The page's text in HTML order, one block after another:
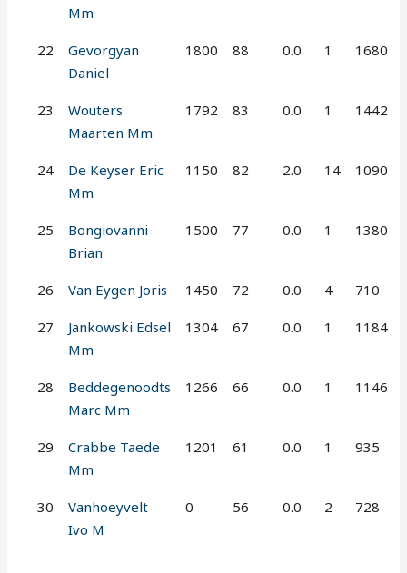
Mm
22
Gevorgyan
Daniel
1800 88 0.0 1 1680
23
Wouters
Maarten Mm
1792 83 0.0 1 1442
24
De Keyser Eric
Mm
1150 82 2.0 14 1090
25
Bongiovanni
Brian
1500 77 0.0 1 1380
26 Van Eygen Joris 1450 72 0.0 4 710
27
Jankowski Edsel
Mm
1304 67 0.0 1 1184
28
Beddegenoodts
Marc Mm
1266 66 0.0 1 1146
29
Crabbe Taede
Mm
1201 61 0.0 1 935
30
Vanhoeyvelt
Ivo M
0 56 0.0 2 728